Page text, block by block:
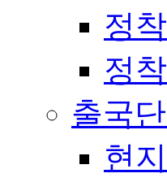
정
정
출국
현